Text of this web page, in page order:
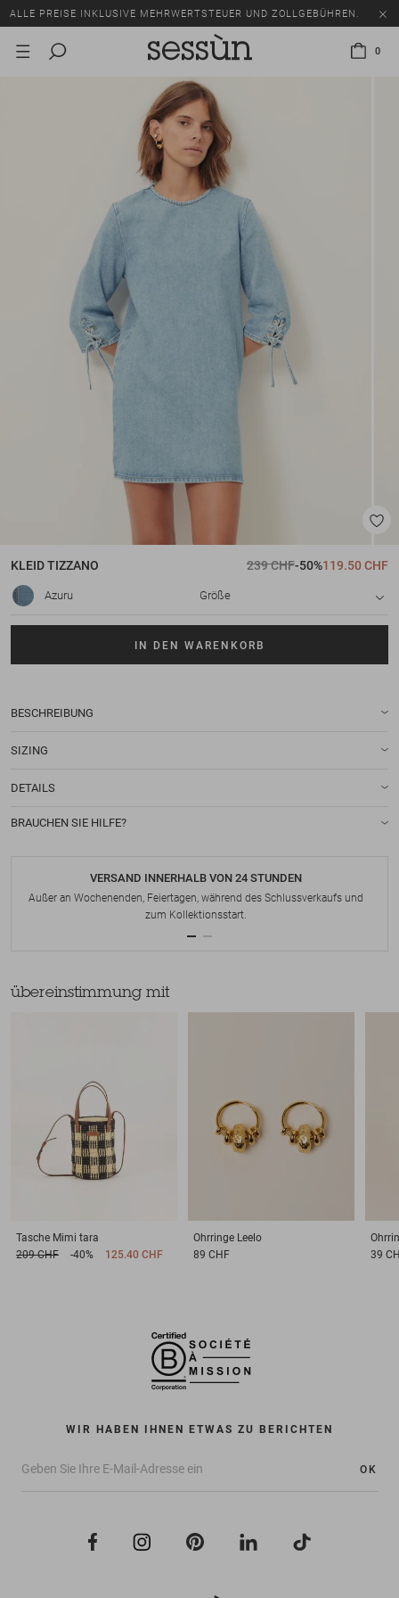
ALLE PREISE INKLUSIVE MEHRWERTSTEUER UND ZOLLGEBÜHREN.
SALE: BIS ZU -50% AUF EINE AUSWAHL AN ARTIKELN.
0
KLEIDTIZZANO 239 CHF-50%119.50 CHF
Azuru Größe
IN DEN WARENKORB
BESCHREIBUNG
SIZING
DETAILS
BRAUCHEN SIE HILFE?
VERSAND INNERHALB VON 24 STUNDEN
Außer an Wochenenden, Feiertagen, während des Schlussverkaufs und
zum Kollektionsstart.
übereinstimmung mit
Tasche Mimi tara
209 CHF
-40% 125.40 CHF
Ohrringe Leelo
89 CHF
39
WIR HABEN IHNEN ETWAS ZU BERICHTEN
OK